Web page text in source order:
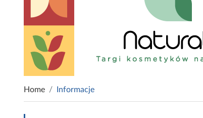
Home Informacje